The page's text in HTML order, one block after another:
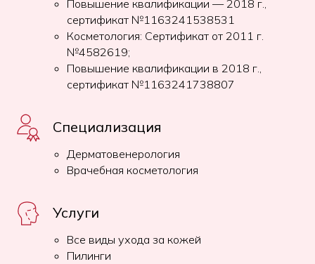
Повышение квалификации — 2018 г.,
сертификат №1163241538531
Косметология: Сертификат от 2011 г.
№4582619;
Повышение квалификации в 2018 г.,
сертификат №1163241738807
Специализация
Дерматовенерология
Врачебная косметология
Услуги
Все виды ухода за кожей
Пилинги